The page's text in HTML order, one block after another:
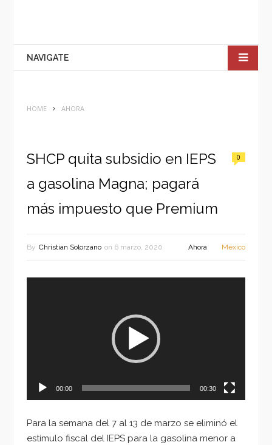
NAVIGATE
HOME AHORA
SHCP quita subsidio en IEPS
a gasolina Magna; pagará
más impuesto que Premium
0
By Christian Solorzano on 6 marzo, 2020 Ahora México
00:00 00:30
Para la semana del 7 al 13 de marzo se eliminó el
estímulo fiscal del IEPS para la gasolina menor a